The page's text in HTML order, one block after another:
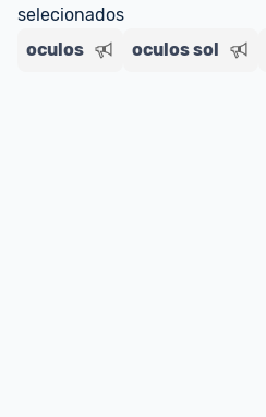
selecionados
oculos
oculos sol